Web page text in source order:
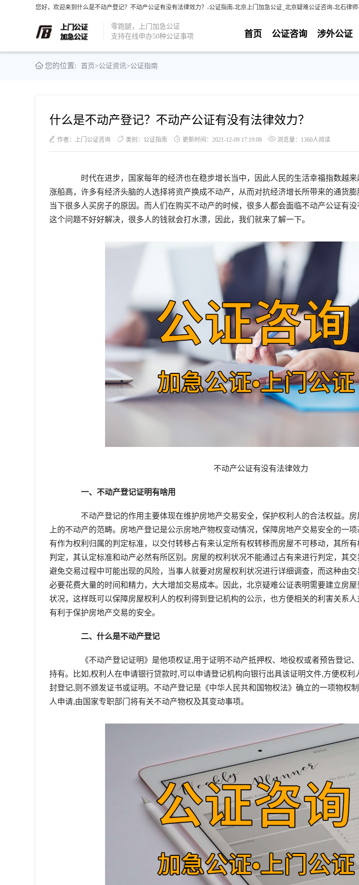
您好，欢迎来到什么是不动产登记？不动产公证有没有法律效力？-公证指南-北京上门加急公证_北京疑难公证咨询-北石律师
零跑腿，上门加急公证
支持在线申办50种公证事项
涉外公证
公证咨询
首页
您的位置: 首页>公证资讯>公证指南
什么是不动产登记？不动产公证有没有法律效力？
作者：上门公证咨询 类别：公证指南 更新时间：2021-12-09 17:19:08 浏览量：1360人阅读
时代在进步，国家每年的经济也在稳步增长当中，因此人民的生活幸福指数越来
涨船高，许多有经济头脑的人选择将资产换成不动产，从而对抗经济增长所带来的通货
当下很多人买房子的原因。而人们在购买不动产的时候，很多人都会面临不动产公证有
这个问题不好好解决，很多人的钱就会打水漂，因此，我们就来了解一下。
不动产公证有没有法律效力
一、不动产登记证明有啥用
不动产登记的作用主要体现在维护房地产交易安全，保护权利人的合法权益。房
上的不动产的范畴。房地产登记是公示房地产物权变动情况，保障房地产交易安全的一
有作为权利归属的判定标准，以交付转移占有来认定所有权转移而房屋不可移动，其所
判定，其认定标准和动产必然有所区别。房屋的权利状况不能通过占有来进行判定，其
避免交易过程中可能出现的风险，当事人就要对房屋权利状况进行详细调查，而这种由
必要花费大量的时间和精力，大大增加交易成本。因此，北京疑难公证表明需要建立房屋
状况，这样既可以保障房屋权利人的权利得到登记机构的公示，也方便相关的利害关系人
有利于保护房地产交易的安全。
二、什么是不动产登记
《不动产登记证明》是他项权证,用于证明不动产抵押权、地役权或者预告登记
持有。比如,权利人在申请银行贷款时,可以申请登记机构向银行出具该证明文件,方便权利
封登记,则不颁发证书或证明。不动产登记是《中华人民共和国物权法》确立的一项物权
人申请,由国家专职部门将有关不动产物权及其变动事项。